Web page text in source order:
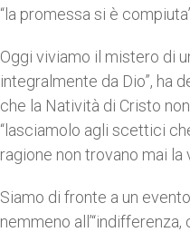
“la promessa si è
Oggi viviamo il mistero di
integralmente da Dio”, ha
che la Natività di Cristo
“lasciamolo agli scettici
ragione non trovano mai la
Siamo di fronte a un
nemmeno